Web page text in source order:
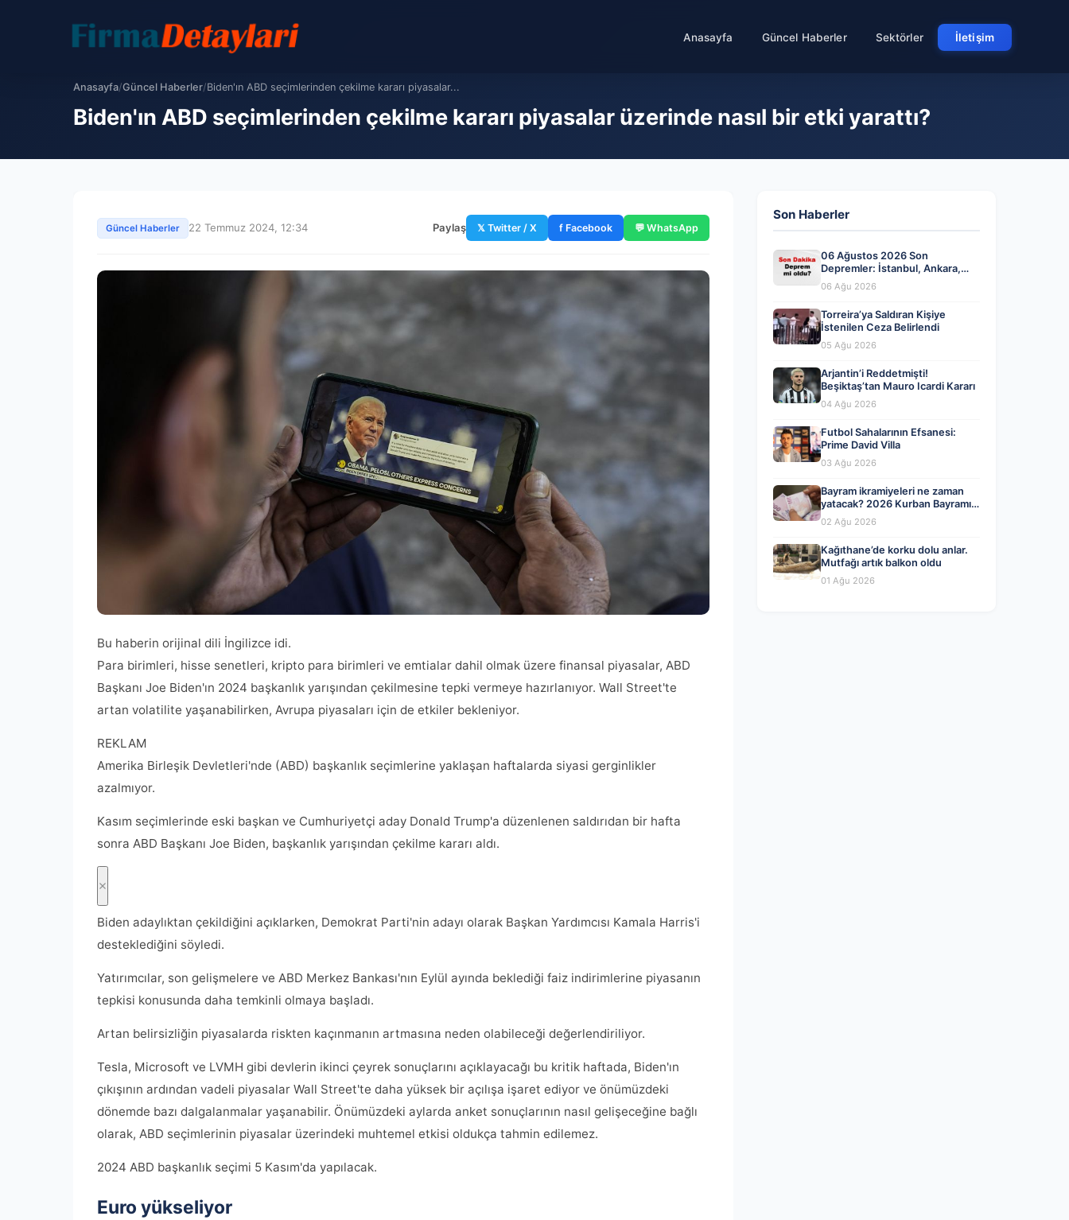
Anasayfa Güncel Haberler Sektörler İletişim
Anasayfa/Güncel Haberler/Biden'ın ABD seçimlerinden çekilme kararı piyasalar...
Biden'ın ABD seçimlerinden çekilme kararı piyasalar üzerinde nasıl bir etki yarattı?
Güncel Haberler 22 Temmuz 2024, 12:34 Paylaş 𝕏 Twitter / X f Facebook 💬 WhatsApp
Bu haberin orijinal dili İngilizce idi.
Para birimleri, hisse senetleri, kripto para birimleri ve emtialar dahil olmak üzere finansal piyasalar, ABD
Başkanı Joe Biden'ın 2024 başkanlık yarışından çekilmesine tepki vermeye hazırlanıyor. Wall Street'te
artan volatilite yaşanabilirken, Avrupa piyasaları için de etkiler bekleniyor.
REKLAM
Amerika Birleşik Devletleri'nde (ABD) başkanlık seçimlerine yaklaşan haftalarda siyasi gerginlikler
azalmıyor.
Kasım seçimlerinde eski başkan ve Cumhuriyetçi aday Donald Trump'a düzenlenen saldırıdan bir hafta
sonra ABD Başkanı Joe Biden, başkanlık yarışından çekilme kararı aldı.
Biden adaylıktan çekildiğini açıklarken, Demokrat Parti'nin adayı olarak Başkan Yardımcısı Kamala Harris'i
desteklediğini söyledi.
Yatırımcılar, son gelişmelere ve ABD Merkez Bankası'nın Eylül ayında beklediği faiz indirimlerine piyasanın
tepkisi konusunda daha temkinli olmaya başladı.
Artan belirsizliğin piyasalarda riskten kaçınmanın artmasına neden olabileceği değerlendiriliyor.
Tesla, Microsoft ve LVMH gibi devlerin ikinci çeyrek sonuçlarını açıklayacağı bu kritik haftada, Biden'ın
çıkışının ardından vadeli piyasalar Wall Street'te daha yüksek bir açılışa işaret ediyor ve önümüzdeki
dönemde bazı dalgalanmalar yaşanabilir. Önümüzdeki aylarda anket sonuçlarının nasıl gelişeceğine bağlı
olarak, ABD seçimlerinin piyasalar üzerindeki muhtemel etkisi oldukça tahmin edilemez.
2024 ABD başkanlık seçimi 5 Kasım'da yapılacak.
Euro yükseliyor
Son Haberler
06 Ağustos 2026 Son
Depremler: İstanbul, Ankara,
İzmir ve Diğer İllerde Meydana
Gelen Sarsıntılar
06 Ağu 2026
Torreira’ya Saldıran Kişiye
İstenilen Ceza Belirlendi
05 Ağu 2026
Arjantin’i Reddetmişti!
Beşiktaş’tan Mauro Icardi Kararı
04 Ağu 2026
Futbol Sahalarının Efsanesi:
Prime David Villa
03 Ağu 2026
Bayram ikramiyeleri ne zaman
yatacak? 2026 Kurban Bayramı
emekli ikramiye ödemeleri
02 Ağu 2026
Kağıthane’de korku dolu anlar.
Mutfağı artık balkon oldu
01 Ağu 2026